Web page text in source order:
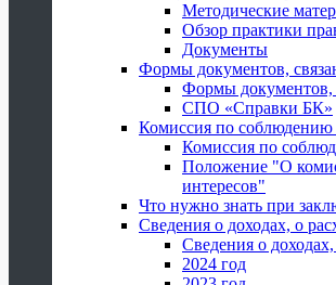
Методические
Обзор практики
Документы
Формы документов,
Формы документов,
СПО «Справки БК»
Комиссия по соблюдению
Комиссия по
Положение "О
интересов"
Что нужно знать при
Сведения о доходах, о
Сведения о
2024 год